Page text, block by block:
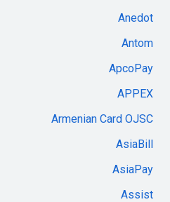
Anedot
Antom
ApcoPay
APPEX
Armenian Card OJSC
AsiaBill
AsiaPay
Assist